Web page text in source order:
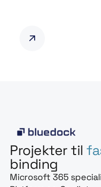
Projekter til
binding
Microsoft 365